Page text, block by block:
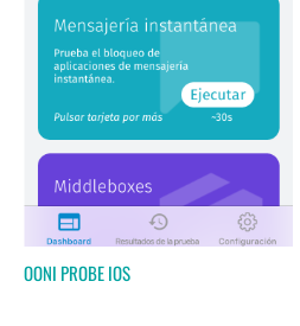
OONI PROBE IOS